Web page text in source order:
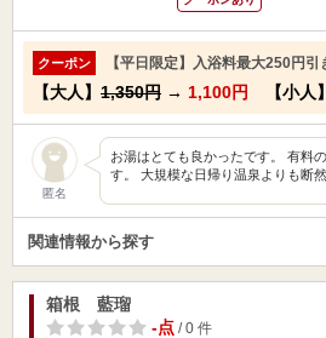
クーポン 【平日限定】入浴料最大250円引
【大人】 1,350円 → 1,100円 【小人】
匿名
お湯はとても良かったです。 有料
す。 大規模な日帰り温泉よりも断
関連情報から探す
箱根 藍瑠
-点/ 0 件